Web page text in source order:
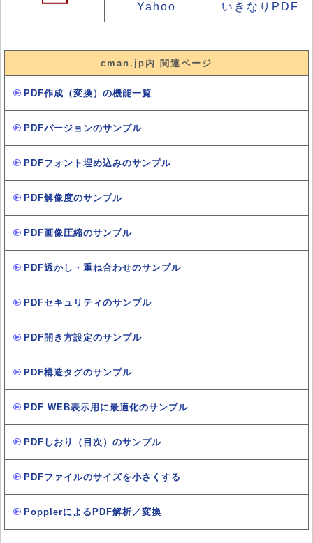
Yahoo いきなりPDF
cman.jp内 関連ページ
PDF作成（変換）の機能一覧
PDFバージョンのサンプル
PDFフォント埋め込みのサンプル
PDF解像度のサンプル
PDF画像圧縮のサンプル
PDF透かし・重ね合わせのサンプル
PDFセキュリティのサンプル
PDF開き方設定のサンプル
PDF構造タグのサンプル
PDF WEB表示用に最適化のサンプル
PDFしおり（目次）のサンプル
PDFファイルのサイズを小さくする
PopplerによるPDF解析／変換